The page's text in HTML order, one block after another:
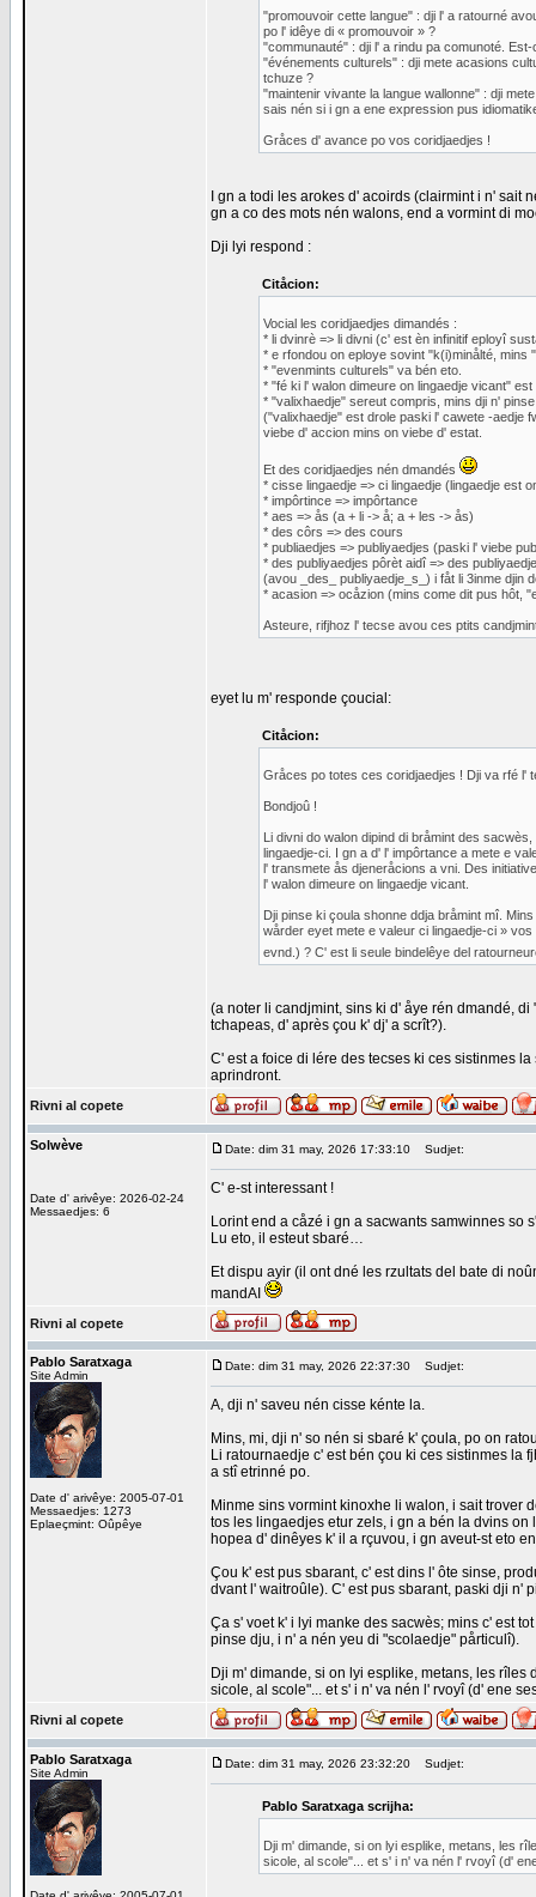
"promouvoir cette langue" : dji l' a ratourné
po l' idêye di « promouvoir » ?
"communauté" : dji l' a rindu pa comunoté.
"événements culturels" : dji mete acasions
tchuze ?
"maintenir vivante la langue wallonne" : dji
sais nén si i gn a ene expression pus
Gråces d' avance po vos coridjaedjes !
I gn a todi les arokes d' acoirds (clairmint i n'
gn a co des mots nén walons, end a vormint di
Dji lyi respond :
Citåcion:
Vocial les coridjaedjes dimandés :
* li dvinrè => li divni (c' est èn infinitif eployî
* e rfondou on eploye sovint "k(i)minålté, mins
* "evenmints culturels" va bén eto.
* "fé ki l' walon dimeure on lingaedje vicant"
* "valixhaedje" sereut compris, mins dji n'
("valixhaedje" est drole paski l' cawete -aedje
viebe d' accion mins on viebe d' estat.
Et des coridjaedjes nén dmandés
* cisse lingaedje => ci lingaedje (lingaedje est
* impôrtince => impôrtance
* aes => ås (a + li -> å; a + les -> ås)
* des côrs => des cours
* publiaedjes => publiyaedjes (paski l' viebe
* des publiyaedjes pôrèt aidî => des
(avou _des_ publiyaedje_s_) i fåt li 3inme djin
* acasion => ocåzion (mins come dit pus hôt,
Asteure, rifjhoz l' tecse avou ces ptits
eyet lu m' responde çoucial:
Citåcion:
Gråces po totes ces coridjaedjes ! Dji va rfé l'
Bondjoû !
Li divni do walon dipind di bråmint des
lingaedje-ci. I gn a d' l' impôrtance a mete e
l' transmete ås djeneråcions a vni. Des
l' walon dimeure on lingaedje vicant.
Dji pinse ki çoula shonne ddja bråmint mî.
wårder eyet mete e valeur ci lingaedje-ci »
evnd.) ? C' est li seule bindelêye del
(a noter li candjmint, sins ki d' åye rén dmandé,
tchapeas, d' après çou k' dj' a scrît?).
C' est a foice di lére des tecses ki ces sistinmes
aprindront.
Rivni al copete
Solwève
Date d' arivêye: 2026-02-24
Messaedjes: 6
Date: dim 31 may, 2026 17:33:10 Sudjet:
C' e-st interessant !
Lorint end a cåzé i gn a sacwants samwinnes so
Lu eto, il esteut sbaré…
Et dispu ayir (il ont dné les rzultats del bate di
mandAI
Rivni al copete
Pablo Saratxaga
Site Admin
Date d' arivêye: 2005-07-01
Messaedjes: 1273
Eplaeçmint: Oûpêye
Date: dim 31 may, 2026 22:37:30 Sudjet:
A, dji n' saveu nén cisse kénte la.
Mins, mi, dji n' so nén si sbaré k' çoula, po on
Li ratournaedje c' est bén çou ki ces sistinmes la
a stî etrinné po.
Minme sins vormint kinoxhe li walon, i sait
tos les lingaedjes etur zels, i gn a bén la dvins
hopea d' dinêyes k' il a rçuvou, i gn aveut-st eto
Çou k' est pus sbarant, c' est dins l' ôte sinse,
dvant l' waitroûle). C' est pus sbarant, paski dji n'
Ça s' voet k' i lyi manke des sacwès; mins c' est
pinse dju, i n' a nén yeu di "scolaedje" pårticulî).
Dji m' dimande, si on lyi esplike, metans, les
sicole, al scole"... et s' i n' va nén l' rvoyî (d' ene
Rivni al copete
Pablo Saratxaga
Site Admin
Date: dim 31 may, 2026 23:32:20 Sudjet:
Pablo Saratxaga scrijha:
Dji m' dimande, si on lyi esplike, metans, les
sicole, al scole"... et s' i n' va nén l' rvoyî (d'